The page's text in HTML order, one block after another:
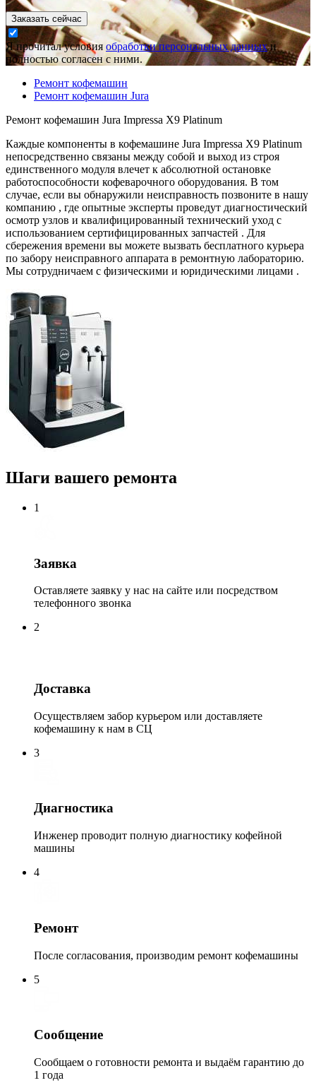
Заказать сейчас
Я прочитал условия обработки персональных данныхи
полностью согласен с ними.
Ремонт кофемашин
Ремонт кофемашин Jura
Ремонт кофемашин Jura Impressa X9 Platinum
Каждые компоненты в кофемашине Jura Impressa X9 Platinum
непосредственно связаны между собой и выход из строя
единственного модуля влечет к абсолютной остановке
работоспособности кофеварочного оборудования. В том
случае, если вы обнаружили неисправность позвоните в нашу
компанию , где опытные эксперты проведут диагностический
осмотр узлов и квалифицированный технический уход с
использованием сертифицированных запчастей . Для
сбережения времени вы можете вызвать бесплатного курьера
по забору неисправного аппарата в ремонтную лабораторию.
Мы сотрудничаем с физическими и юридическими лицами .
Шаги вашего ремонта
1
Заявка
Оставляете заявку у нас на сайте или посредством
телефонного звонка
2
Доставка
Осуществляем забор курьером или доставляете
кофемашину к нам в СЦ
3
Диагностика
Инженер проводит полную диагностику кофейной
машины
4
Ремонт
После согласования, производим ремонт кофемашины
5
Сообщение
Сообщаем о готовности ремонта и выдаём гарантию до
1 года